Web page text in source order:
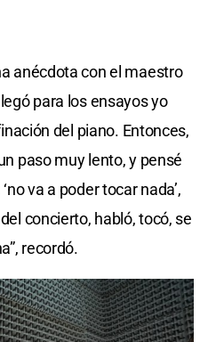
anécdota con el maestro
para los ensayos yo
del piano. Entonces,
paso muy lento, y pensé
va a poder tocar nada’,
concierto, habló, tocó, se
recordó.